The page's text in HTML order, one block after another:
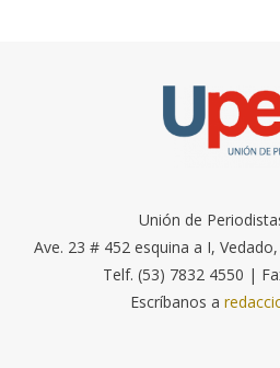
Unión de
Ave. 23 # 452 esquina a I,
Telf. (53) 7832 4550 |
Escríbanos a